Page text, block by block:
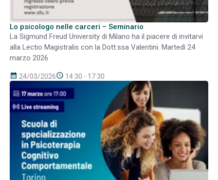
Lo psicologo nelle carceri – Seminario
La Sigmund Freud University di Milano ha il piacere di invitarvi
alla Lectio Magistralis con la Dott.ssa Valentini. Martedì 24
marzo 2026
calendar_month 24/03/2026schedule 14:30 - 17:30